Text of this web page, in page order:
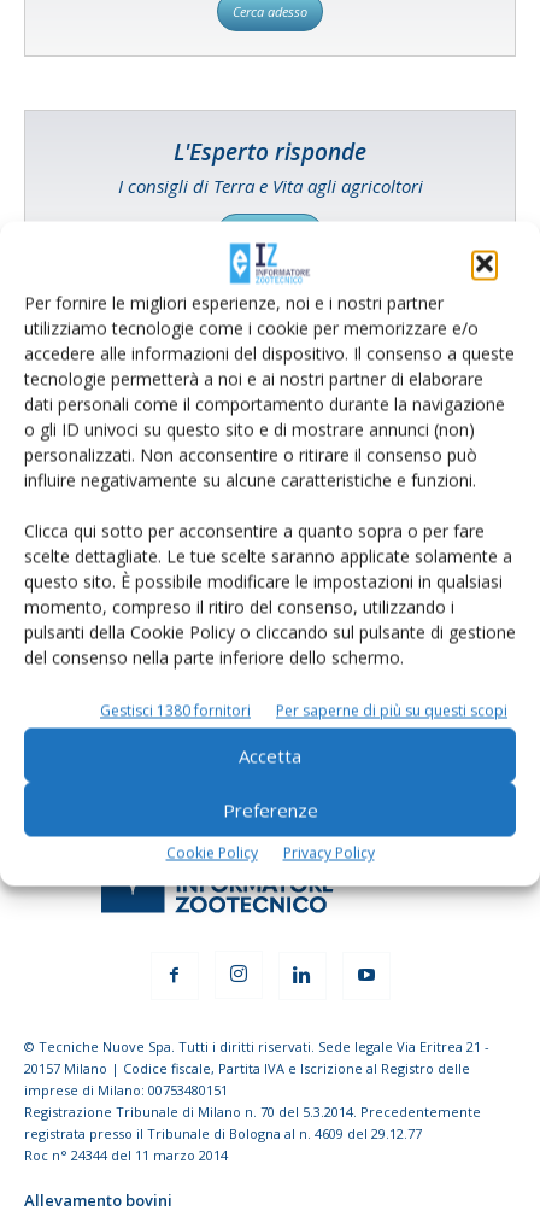
Per fornire le migliori esperienze, noi e i nostri partner
utilizziamo tecnologie come i cookie per memorizzare e/o
accedere alle informazioni del dispositivo. Il consenso a queste
tecnologie permetterà a noi e ai nostri partner di elaborare
dati personali come il comportamento durante la navigazione
o gli ID univoci su questo sito e di mostrare annunci (non)
personalizzati. Non acconsentire o ritirare il consenso può
influire negativamente su alcune caratteristiche e funzioni.
Clicca qui sotto per acconsentire a quanto sopra o per fare
scelte dettagliate. Le tue scelte saranno applicate solamente a
questo sito. È possibile modificare le impostazioni in qualsiasi
momento, compreso il ritiro del consenso, utilizzando i
pulsanti della Cookie Policy o cliccando sul pulsante di gestione
del consenso nella parte inferiore dello schermo.
Gestisci 1380 fornitori Per saperne di più su questi scopi
Accetta
Preferenze
Cookie Policy Privacy Policy
Cerca adesso
L'Esperto risponde
I consigli di Terra e Vita agli agricoltori
Rimani aggiornato sul mondo
dell’agricoltura
© Tecniche Nuove Spa. Tutti i diritti riservati. Sede legale Via Eritrea 21 -
20157 Milano | Codice fiscale, Partita IVA e Iscrizione al Registro delle
imprese di Milano: 00753480151
Registrazione Tribunale di Milano n. 70 del 5.3.2014. Precedentemente
registrata presso il Tribunale di Bologna al n. 4609 del 29.12.77
Roc n° 24344 del 11 marzo 2014
Allevamento bovini